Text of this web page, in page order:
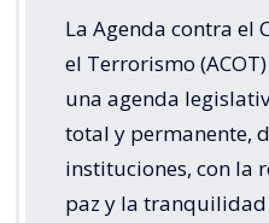
La Agenda contra el
el Terrorismo
una agenda
total y permanente,
instituciones, con la
paz y la tranquilidad